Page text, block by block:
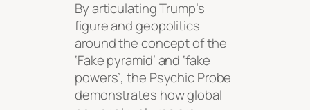
By articulating Trump’s
figure and geopolitics
around the concept of the
‘Fake pyramid’ and ‘fake
powers’, the Psychic Probe
demonstrates how global